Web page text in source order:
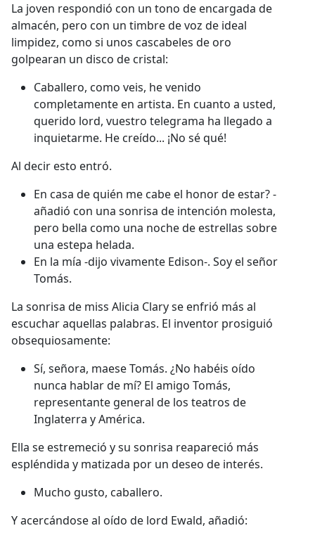
La joven respondió con un tono de encargada de
almacén, pero con un timbre de voz de ideal
limpidez, como si unos cascabeles de oro
golpearan un disco de cristal:
Caballero, como veis, he venido
completamente en artista. En cuanto a usted,
querido lord, vuestro telegrama ha llegado a
inquietarme. He creído... ¡No sé qué!
Al decir esto entró.
En casa de quién me cabe el honor de estar? -
añadió con una sonrisa de intención molesta,
pero bella como una noche de estrellas sobre
una estepa helada.
En la mía -dijo vivamente Edison-. Soy el señor
Tomás.
La sonrisa de miss Alicia Clary se enfrió más al
escuchar aquellas palabras. El inventor prosiguió
obsequiosamente:
Sí, señora, maese Tomás. ¿No habéis oído
nunca hablar de mí? El amigo Tomás,
representante general de los teatros de
Inglaterra y América.
Ella se estremeció y su sonrisa reapareció más
espléndida y matizada por un deseo de interés.
Mucho gusto, caballero.
Y acercándose al oído de lord Ewald, añadió: